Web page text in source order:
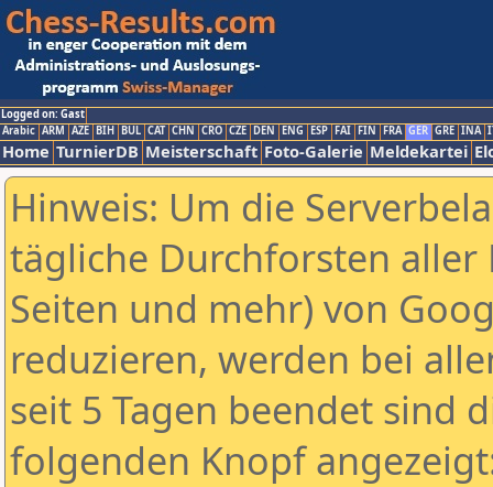
Logged on: Gast
Arabic ARM AZE BIH BUL CAT CHN CRO CZE DEN ENG ESP FAI FIN FRA GER GRE INA
Home TurnierDB Meisterschaft Foto-Galerie Meldekartei
Hinweis: Um die
tägliche Durchforsten aller
Seiten und mehr) von
reduzieren, werden bei
seit 5 Tagen beendet sind
folgenden Knopf